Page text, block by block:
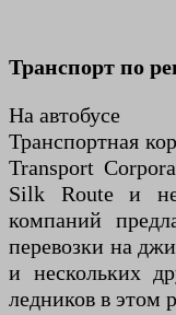
Транспорт по
На автобусе
Транспортная
Transport
Silk Route и
компаний
перевозки на
и нескольких
ледников в этом